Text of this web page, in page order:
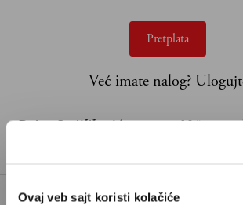
Ovaj veb sajt koristi kolačiće
Pretplata
Već imate nalog?
Dejan Stojiljkovićje pisac iz Niša i